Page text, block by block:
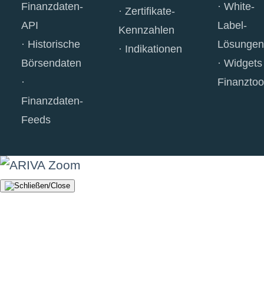
Finanzdaten-
API
Historische
Börsendaten
Finanzdaten-
Feeds
Zertifikate-
Kennzahlen
Indikationen
White-
Label-
Lösungen